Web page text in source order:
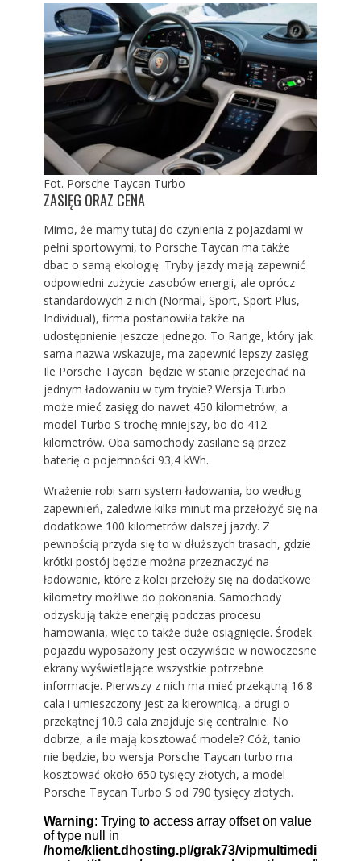
Fot. Porsche Taycan Turbo
ZASIĘG ORAZ CENA
Mimo, że mamy tutaj do czynienia z pojazdami w
pełni sportowymi, to Porsche Taycan ma także
dbac o samą ekologię. Tryby jazdy mają zapewnić
odpowiedni zużycie zasobów energii, ale oprócz
standardowych z nich (Normal, Sport, Sport Plus,
Individual), firma postanowiła także na
udostępnienie jeszcze jednego. To Range, który jak
sama nazwa wskazuje, ma zapewnić lepszy zasięg.
Ile Porsche Taycan będzie w stanie przejechać na
jednym ładowaniu w tym trybie? Wersja Turbo
może mieć zasięg do nawet 450 kilometrów, a
model Turbo S trochę mniejszy, bo do 412
kilometrów. Oba samochody zasilane są przez
baterię o pojemności 93,4 kWh.
Wrażenie robi sam system ładowania, bo według
zapewnień, zaledwie kilka minut ma przełożyć się na
dodatkowe 100 kilometrów dalszej jazdy. Z
pewnością przyda się to w dłuższych trasach, gdzie
krótki postój będzie można przeznaczyć na
ładowanie, które z kolei przełoży się na dodatkowe
kilometry możliwe do pokonania. Samochody
odzyskują także energię podczas procesu
hamowania, więc to także duże osiągnięcie. Środek
pojazdu wyposażony jest oczywiście w nowoczesne
ekrany wyświetlające wszystkie potrzebne
informacje. Pierwszy z nich ma mieć przekątną 16.8
cala i umieszczony jest za kierownicą, a drugi o
przekątnej 10.9 cala znajduje się centralnie. No
dobrze, a ile mają kosztować modele? Cóż, tanio
nie będzie, bo wersja Porsche Taycan turbo ma
kosztować około 650 tysięcy złotych, a model
Porsche Taycan Turbo S od 790 tysięcy złotych.